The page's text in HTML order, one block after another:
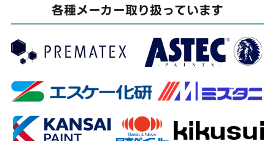
各種メーカー取り扱っています